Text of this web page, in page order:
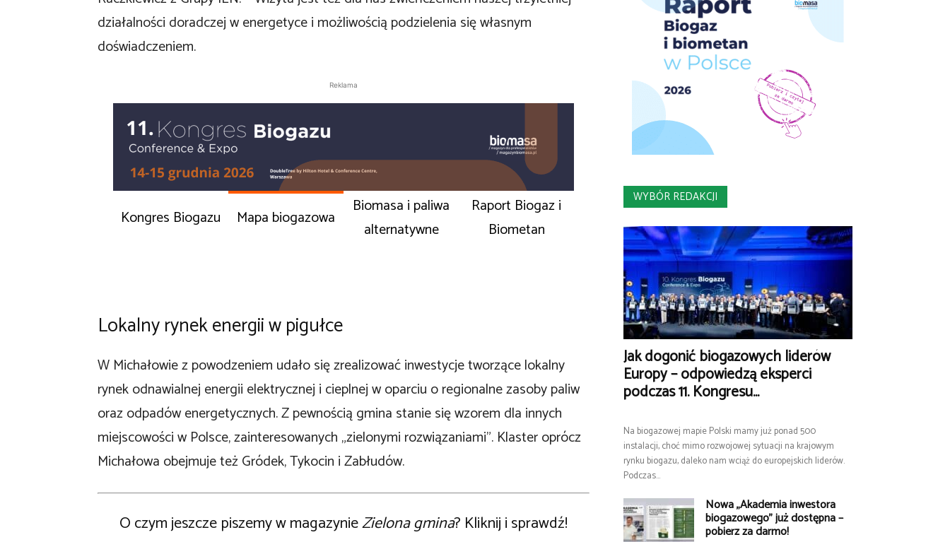
działalności doradczej w energetyce i możliwością podzielenia się własnym
doświadczeniem.
Reklama
Kongres Biogazu Mapa biogazowa
Biomasa i paliwa
alternatywne
Raport Biogaz i
Biometan
Lokalny rynek energii w pigułce
W Michałowie z powodzeniem udało się zrealizować inwestycje tworzące lokalny
rynek odnawialnej energii elektrycznej i cieplnej w oparciu o regionalne zasoby paliw
oraz odpadów energetycznych. Z pewnością gmina stanie się wzorem dla innych
miejscowości w Polsce, zainteresowanych „zielonymi rozwiązaniami”. Klaster oprócz
Michałowa obejmuje też Gródek, Tykocin i Zabłudów.
O czym jeszcze piszemy w magazynieZielona gmina? Kliknij i sprawdź!
WYBÓR REDAKCJI
Jak dogonić biogazowych liderów
Europy – odpowiedzą eksperci
podczas 11. Kongresu...
Na biogazowej mapie Polski mamy już ponad 500
instalacji, choć mimo rozwojowej sytuacji na krajowym
rynku biogazu, daleko nam wciąż do europejskich liderów.
Podczas...
Nowa „Akademia inwestora
biogazowego” już dostępna –
pobierz za darmo!